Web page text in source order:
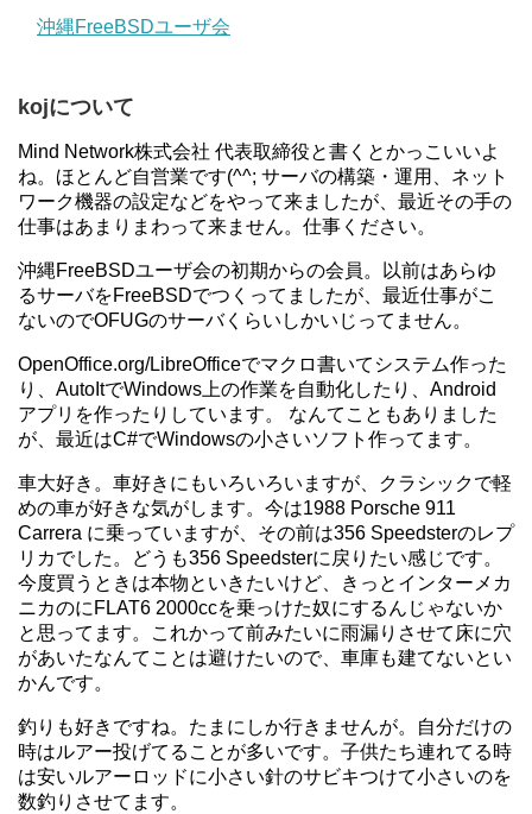
沖縄FreeBSDユーザ会
kojについて
Mind Network株式会社 代表取締役と書くとかっこいいよ
ね。ほとんど自営業です(^^; サーバの構築・運用、ネット
ワーク機器の設定などをやって来ましたが、最近その手の
仕事はあまりまわって来ません。仕事ください。
沖縄FreeBSDユーザ会の初期からの会員。以前はあらゆ
るサーバをFreeBSDでつくってましたが、最近仕事がこ
ないのでOFUGのサーバくらいしかいじってません。
OpenOffice.org/LibreOfficeでマクロ書いてシステム作った
り、AutoItでWindows上の作業を自動化したり、Android
アプリを作ったりしています。 なんてこともありました
が、最近はC#でWindowsの小さいソフト作ってます。
車大好き。車好きにもいろいろいますが、クラシックで軽
めの車が好きな気がします。今は1988 Porsche 911
Carrera に乗っていますが、その前は356 Speedsterのレプ
リカでした。どうも356 Speedsterに戻りたい感じです。
今度買うときは本物といきたいけど、きっとインターメカ
ニカのにFLAT6 2000ccを乗っけた奴にするんじゃないか
と思ってます。これかって前みたいに雨漏りさせて床に穴
があいたなんてことは避けたいので、車庫も建てないとい
かんです。
釣りも好きですね。たまにしか行きませんが。自分だけの
時はルアー投げてることが多いです。子供たち連れてる時
は安いルアーロッドに小さい針のサビキつけて小さいのを
数釣りさせてます。